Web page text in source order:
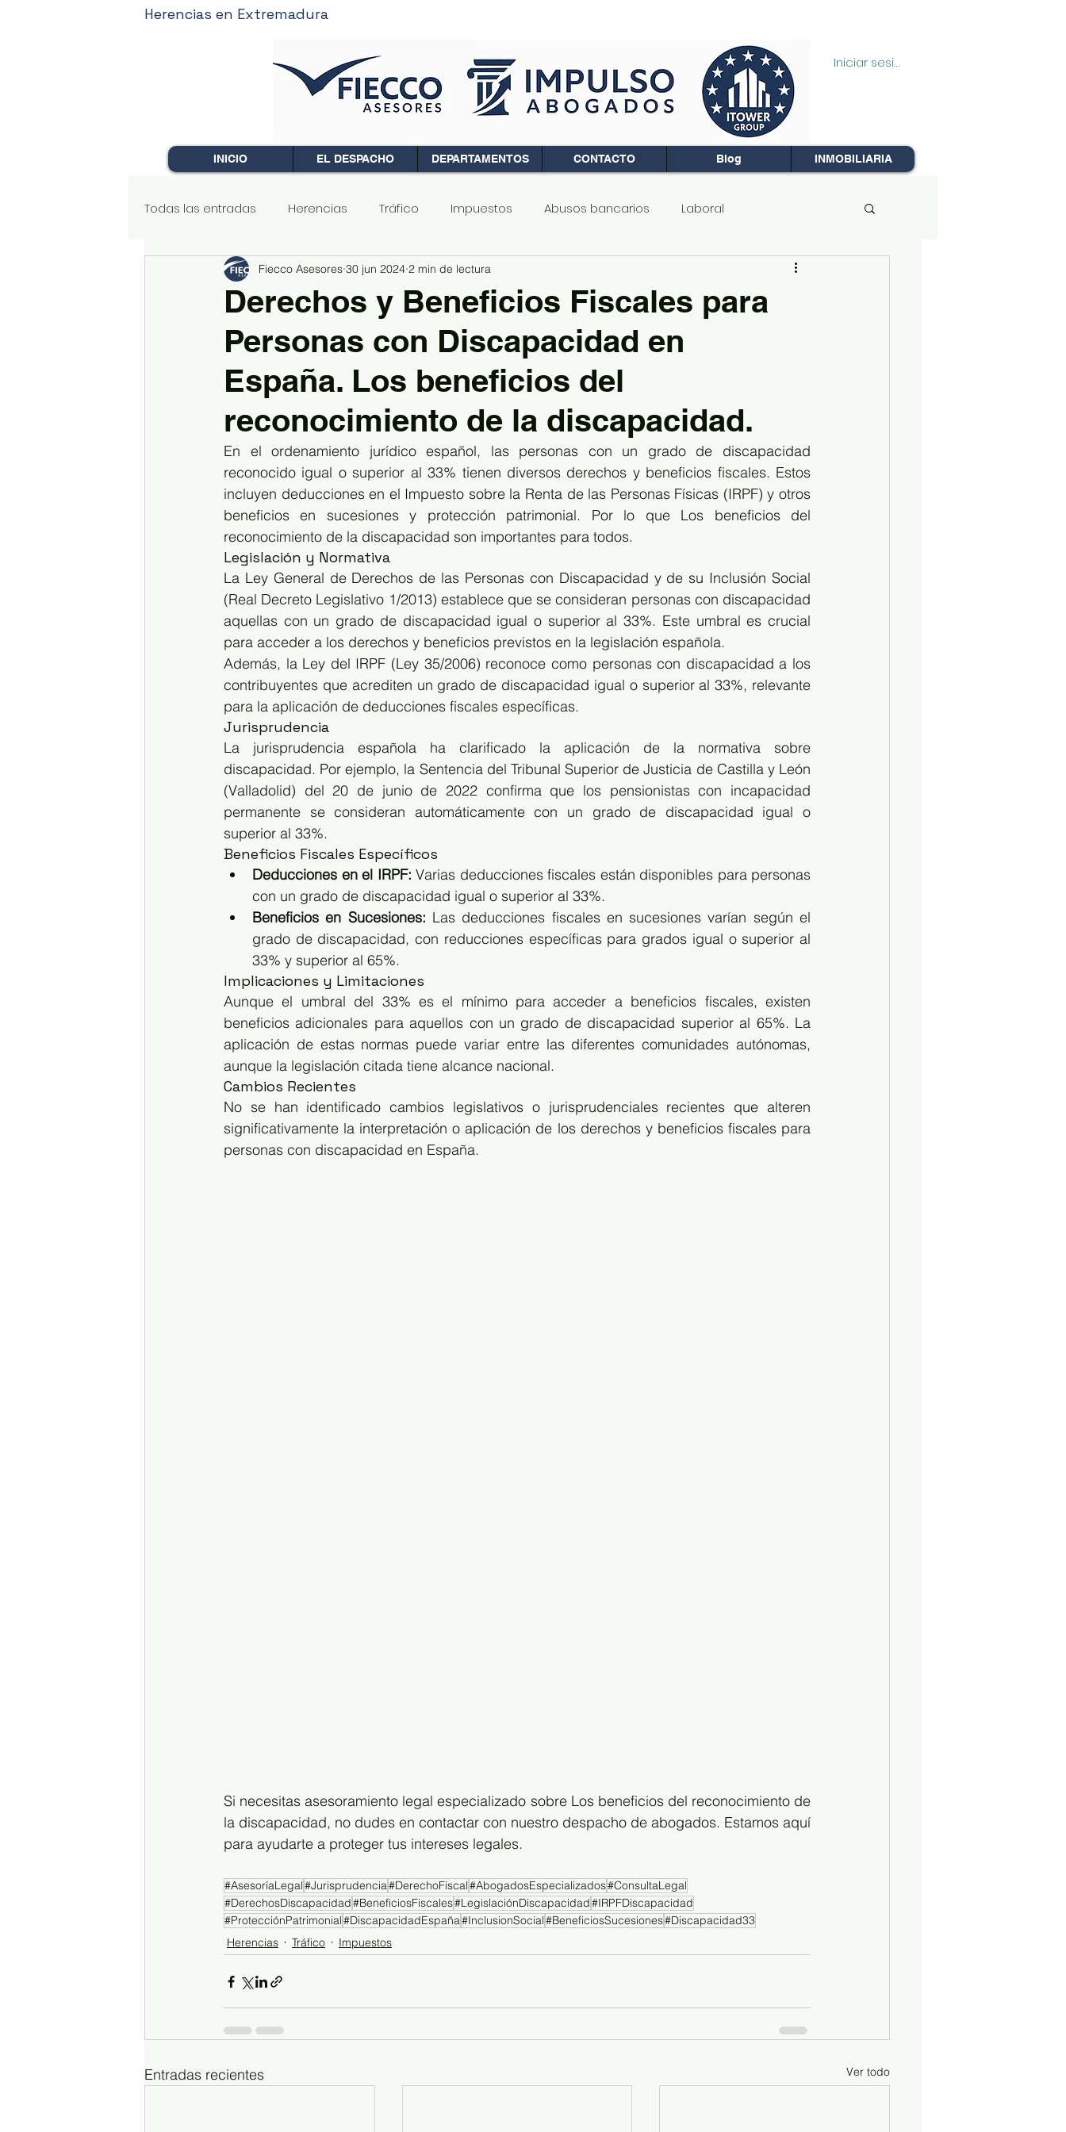
Herencias en Extremadura
Iniciar sesión
INICIO EL DESPACHO DEPARTAMENTOS CONTACTO Blog INMOBILIARIA
Todas las entradas Herencias Tráfico Impuestos Abusos bancarios Laboral
Arrendamientos Comunidad de propietarios
Mercantil Extranjería Ciberseguridad Finanzas Fiscalidad Ley de la Segunda Oportunidad
Derechos y Beneficios Fiscales para
Personas con Discapacidad en
España. Los beneficios del
reconocimiento de la discapacidad.
Fiecco Asesores 30 jun 2024 2 min de lectura
En el ordenamiento jurídico español, las personas con un grado de discapacidad
reconocido igual o superior al 33% tienen diversos derechos y beneficios fiscales. Estos
incluyen deducciones en el Impuesto sobre la Renta de las Personas Físicas (IRPF) y otros
beneficios en sucesiones y protección patrimonial. Por lo que Los beneficios del
reconocimiento de la discapacidad son importantes para todos.
Legislación y Normativa
La Ley General de Derechos de las Personas con Discapacidad y de su Inclusión Social
(Real Decreto Legislativo 1/2013) establece que se consideran personas con discapacidad
aquellas con un grado de discapacidad igual o superior al 33%. Este umbral es crucial
para acceder a los derechos y beneficios previstos en la legislación española.
Además, la Ley del IRPF (Ley 35/2006) reconoce como personas con discapacidad a los
contribuyentes que acrediten un grado de discapacidad igual o superior al 33%, relevante
para la aplicación de deducciones fiscales específicas.
Jurisprudencia
La jurisprudencia española ha clarificado la aplicación de la normativa sobre
discapacidad. Por ejemplo, la Sentencia del Tribunal Superior de Justicia de Castilla y León
(Valladolid) del 20 de junio de 2022 confirma que los pensionistas con incapacidad
permanente se consideran automáticamente con un grado de discapacidad igual o
superior al 33%.
Beneficios Fiscales Específicos
Deducciones en el IRPF: Varias deducciones fiscales están disponibles para personas
con un grado de discapacidad igual o superior al 33%.
Beneficios en Sucesiones: Las deducciones fiscales en sucesiones varían según el
grado de discapacidad, con reducciones específicas para grados igual o superior al
33% y superior al 65%.
Implicaciones y Limitaciones
Aunque el umbral del 33% es el mínimo para acceder a beneficios fiscales, existen
beneficios adicionales para aquellos con un grado de discapacidad superior al 65%. La
aplicación de estas normas puede variar entre las diferentes comunidades autónomas,
aunque la legislación citada tiene alcance nacional.
Cambios Recientes
No se han identificado cambios legislativos o jurisprudenciales recientes que alteren
significativamente la interpretación o aplicación de los derechos y beneficios fiscales para
personas con discapacidad en España.
Si necesitas asesoramiento legal especializado sobre Los beneficios del reconocimiento de
la discapacidad, no dudes en contactar con nuestro despacho de abogados. Estamos aquí
para ayudarte a proteger tus intereses legales.
#AsesoríaLegal#Jurisprudencia#DerechoFiscal#AbogadosEspecializados#ConsultaLegal
#DerechosDiscapacidad#BeneficiosFiscales#LegislaciónDiscapacidad#IRPFDiscapacidad
#ProtecciónPatrimonial#DiscapacidadEspaña#InclusionSocial#BeneficiosSucesiones#Discapacidad33
Herencias
Tráfico Impuestos
Entradas recientes Ver todo